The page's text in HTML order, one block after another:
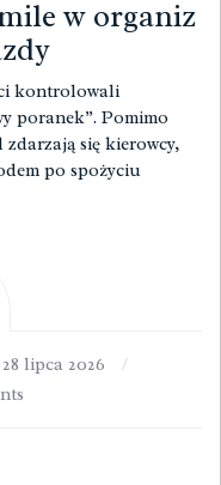
w organiz
kontrolowali
poranek”. Pomimo
się kierowcy,
po spożyciu
28 lipca 2026
/